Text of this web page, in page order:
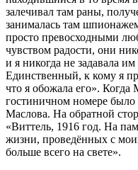
залечивал там раны,
занималась там
просто превосходными
чувством радости, они
и я никогда не задавала
Единственный, к кому я
что я обожала его». Когда
гостиничном номере было
Маслова. На обратной
«Виттель, 1916 год. На
жизни, проведённых с
больше всего на свете».